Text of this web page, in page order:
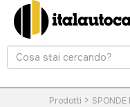
Prodotti > SPONDE